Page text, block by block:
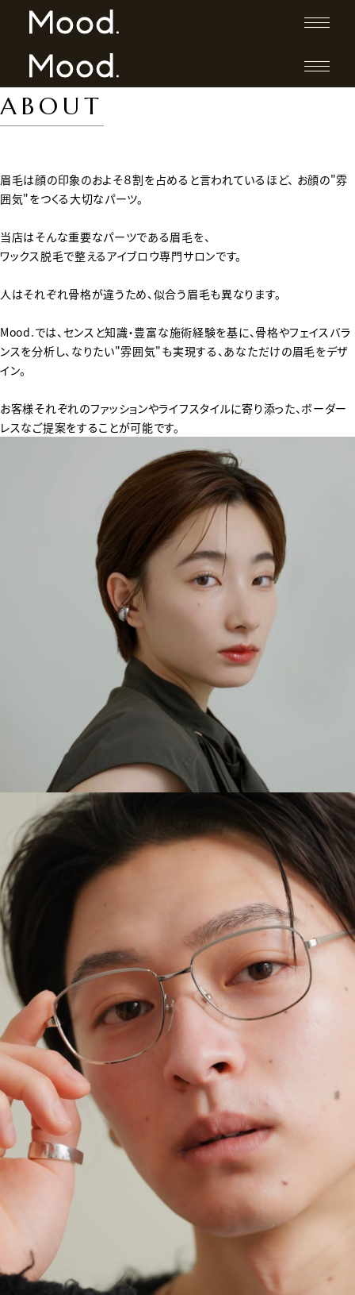
ABOUT
眉毛は顔の印象のおよそ８割を占めると言われているほど、 お顔の"雰
囲気"をつくる大切なパーツ。
当店はそんな重要なパーツである眉毛を、
ワックス脱毛で整えるアイブロウ専門サロンです。
人はそれぞれ骨格が違うため、似合う眉毛も異なります。
Mood.では、センスと知識・豊富な施術経験を基に、骨格やフェイスバラ
ンスを分析し、なりたい"雰囲気"も実現する、あなただけの眉毛をデザ
イン。
お客様それぞれのファッションやライフスタイルに寄り添った、ボーダー
レスなご提案をすることが可能です。